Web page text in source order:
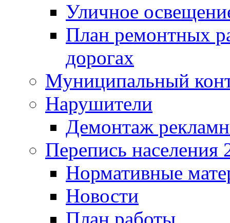
Уличное
План ремонтных
дорогах
Муниципальный
Нарушители
Демонтаж
Перепись населения
Нормативные
Новости